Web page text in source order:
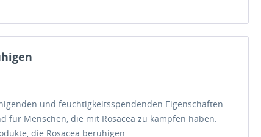
und feuchtigkeitsspendenden Eigenschaften
für Menschen, die mit Rosacea zu kämpfen haben.
die Rosacea beruhigen.